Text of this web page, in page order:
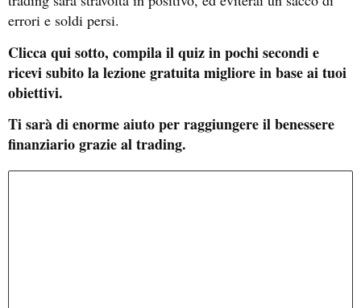
errori e soldi persi.
Clicca qui sotto, compila il quiz in pochi secondi e
ricevi subito la lezione gratuita migliore in base ai tuoi
obiettivi.
Ti sarà di enorme aiuto per raggiungere il benessere
finanziario grazie al trading.